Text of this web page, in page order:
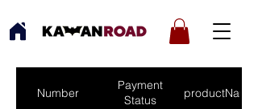
Number
Payment
Status
productNames